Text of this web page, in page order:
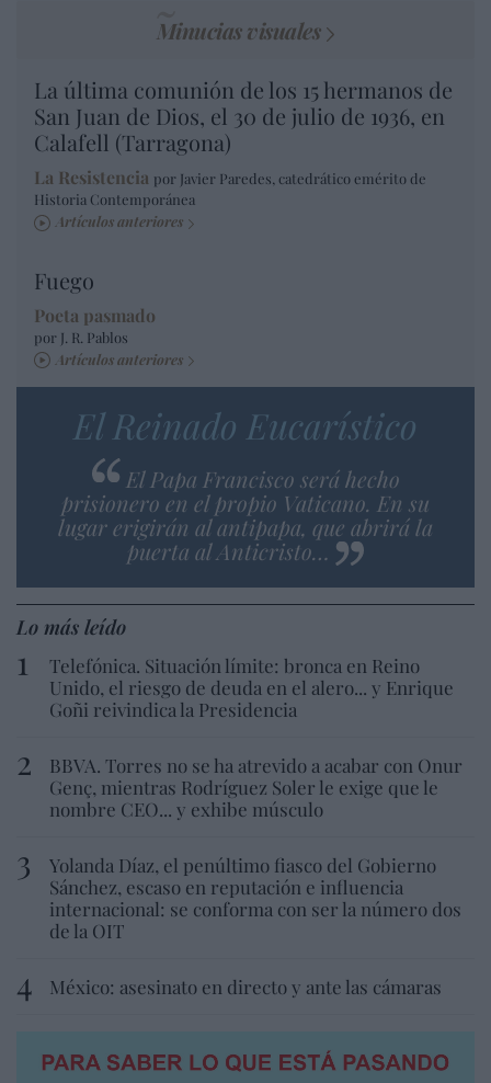
Minucias visuales
La última comunión de los 15 hermanos de
San Juan de Dios, el 30 de julio de 1936, en
Calafell (Tarragona)
La Resistencia por Javier Paredes, catedrático emérito de
Historia Contemporánea
Artículos anteriores
Fuego
Poeta pasmado
por J. R. Pablos
Artículos anteriores
El Reinado Eucarístico
El Papa Francisco será hecho
prisionero en el propio Vaticano. En su
lugar erigirán al antipapa, que abrirá la
puerta al Anticristo…
Lo más leído
Telefónica. Situación límite: bronca en Reino
Unido, el riesgo de deuda en el alero... y Enrique
Goñi reivindica la Presidencia
BBVA. Torres no se ha atrevido a acabar con Onur
Genç, mientras Rodríguez Soler le exige que le
nombre CEO... y exhibe músculo
Yolanda Díaz, el penúltimo fiasco del Gobierno
Sánchez, escaso en reputación e influencia
internacional: se conforma con ser la número dos
de la OIT
México: asesinato en directo y ante las cámaras